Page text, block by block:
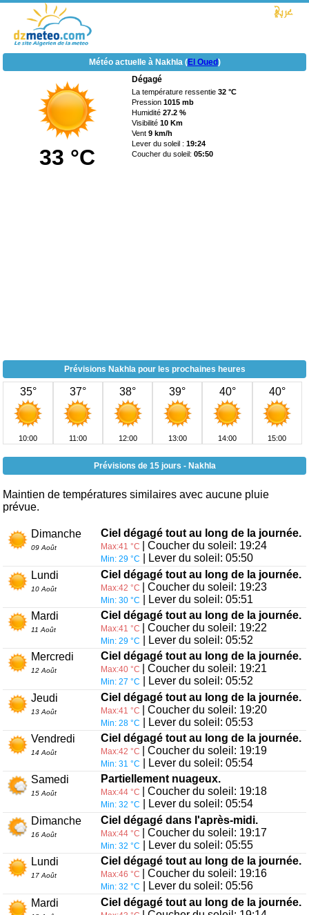
Météo actuelle à Nakhla (El Oued)
33 °C
Dégagé
La température ressentie32 °C
Pression1015 mb
Humidité27.2 %
Visibilité10 Km
Vent9 km/h
Lever du soleil :19:24
Coucher du soleil:05:50
Prévisions Nakhla pour les prochaines heures
35°
10:00
37°
11:00
38°
12:00
39°
13:00
40°
14:00
40°
15:00
Prévisions de 15 jours - Nakhla
Maintien de températures similaires avec aucune pluie
prévue.
Dimanche
09 Août
Ciel dégagé tout au long de la journée.
Max:41 °C | Coucher du soleil: 19:24
Min: 29 °C
| Lever du soleil: 05:50
Lundi
10 Août
Ciel dégagé tout au long de la journée.
Max:42 °C | Coucher du soleil: 19:23
Min: 30 °C
| Lever du soleil: 05:51
Mardi
11 Août
Ciel dégagé tout au long de la journée.
Max:41 °C | Coucher du soleil: 19:22
Min: 29 °C
| Lever du soleil: 05:52
Mercredi
12 Août
Ciel dégagé tout au long de la journée.
Max:40 °C | Coucher du soleil: 19:21
Min: 27 °C
| Lever du soleil: 05:52
Jeudi
13 Août
Ciel dégagé tout au long de la journée.
Max:41 °C | Coucher du soleil: 19:20
Min: 28 °C
| Lever du soleil: 05:53
Vendredi
14 Août
Ciel dégagé tout au long de la journée.
Max:42 °C | Coucher du soleil: 19:19
Min: 31 °C
| Lever du soleil: 05:54
Samedi
15 Août
Partiellement nuageux.
Max:44 °C | Coucher du soleil: 19:18
Min: 32 °C
| Lever du soleil: 05:54
Dimanche
16 Août
Ciel dégagé dans l'après-midi.
Max:44 °C | Coucher du soleil: 19:17
Min: 32 °C
| Lever du soleil: 05:55
Lundi
17 Août
Ciel dégagé tout au long de la journée.
Max:46 °C | Coucher du soleil: 19:16
Min: 32 °C
| Lever du soleil: 05:56
Mardi
Ciel dégagé tout au long de la journée.